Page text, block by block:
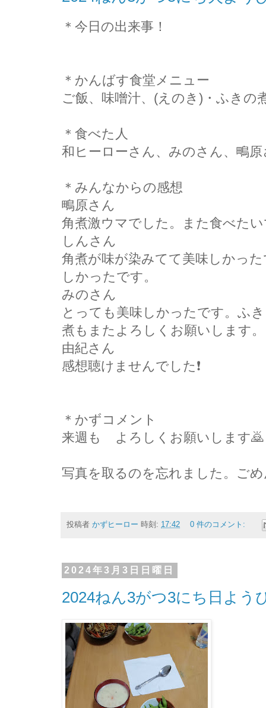
＊今日の出来事！
＊かんばす食堂メニュー
ご飯、味噌汁、(えのき)・ふきの
＊食べた人
和ヒーローさん、みのさん、鴫
＊みんなからの感想
鴫原さん
角煮激ウマでした。また食べたい
しんさん
角煮が味が染みてて美味しかっ
しかったです。
みのさん
とっても美味しかったです。ふ
煮もまたよろしくお願いします。
由紀さん
感想聴けませんでした❗
＊かずコメント
来週も゙よろしくお願いします🙇
写真を取るのを忘れました。ご
投稿者 かずヒーロー 時刻: 17:42 0 件のコメント:
2024年3月3日日曜日
2024ねん3がつ3にち日よう